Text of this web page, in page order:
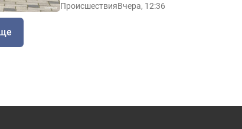
ПроисшествияВчера, 12:36